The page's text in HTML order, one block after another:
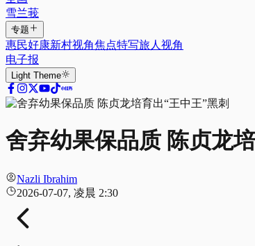
雪兰莪
专题
惠民好康新村视角焦点特写旅人视角
电子报
Light Theme
舍弃幼果保品质 陈贞龙
Nazli Ibrahim
2026-07-07, 凌晨 2:30